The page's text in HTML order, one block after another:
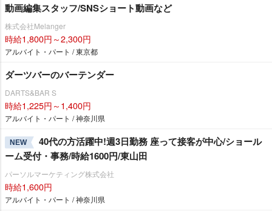
動画編集スタッフ/SNSショート動画など
株式会社Melanger
時給1,800円～2,300円
アルバイト・パート / 東京都
ダーツバーのバーテンダー
DARTS&BAR S
時給1,225円～1,400円
アルバイト・パート / 神奈川県
NEW
40代の方活躍中!週3日勤務 座って接客が中心/ショール
ーム受付・事務/時給1600円/東山田
パーソルマーケティング株式会社
時給1,600円
アルバイト・パート / 神奈川県